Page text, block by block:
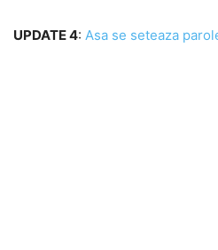
UPDATE 4: Asa se seteaza